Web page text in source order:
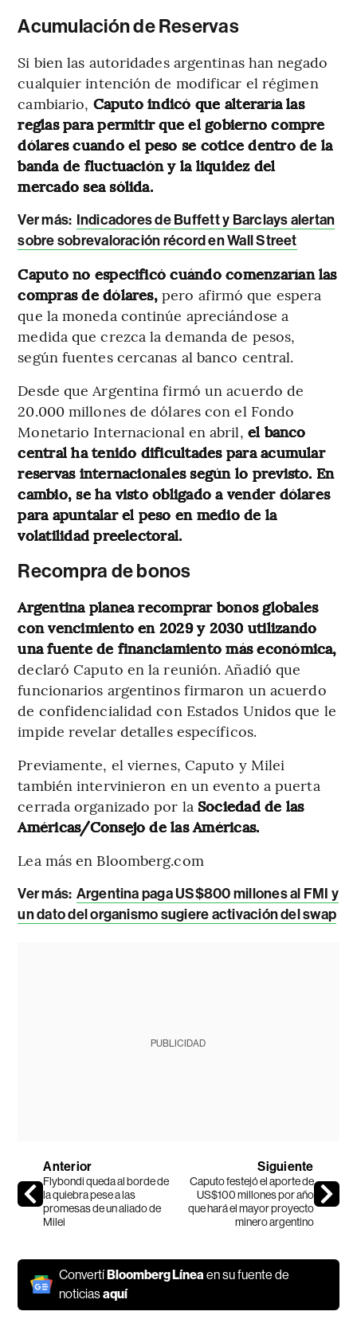
Acumulación de Reservas
Si bien las autoridades argentinas han negado
cualquier intención de modificar el régimen
cambiario, Caputo indicó que alteraría las
reglas para permitir que el gobierno compre
dólares cuando el peso se cotice dentro de la
banda de fluctuación y la liquidez del
mercado sea sólida.
Ver más: Indicadores de Buffett y Barclays alertan
sobre sobrevaloración récord en Wall Street
Caputo no especificó cuándo comenzarían las
compras de dólares,pero afirmó que espera
que la moneda continúe apreciándose a
medida que crezca la demanda de pesos,
según fuentes cercanas al banco central.
Desde que Argentina firmó un acuerdo de
20.000 millones de dólares con el Fondo
Monetario Internacional en abril, el banco
central ha tenido dificultades para acumular
reservas internacionales según lo previsto. En
cambio, se ha visto obligado a vender dólares
para apuntalar el peso en medio de la
volatilidad preelectoral.
Recompra de bonos
Argentina planea recomprar bonos globales
con vencimiento en 2029 y 2030 utilizando
una fuente de financiamiento más económica,
declaró Caputo en la reunión. Añadió que
funcionarios argentinos firmaron un acuerdo
de confidencialidad con Estados Unidos que le
impide revelar detalles específicos.
Previamente, el viernes, Caputo y Milei
también intervinieron en un evento a puerta
cerrada organizado por la Sociedad de las
Américas/Consejo de las Américas.
Lea más en Bloomberg.com
Ver más: Argentina paga US$800 millones al FMI y
un dato del organismo sugiere activación del swap
PUBLICIDAD
Anterior
Flybondi queda al borde de
la quiebra pese a las
promesas de un aliado de
Milei
Siguiente
Caputo festejó el aporte de
US$100 millones por año
que hará el mayor proyecto
minero argentino
ConvertíBloomberg Línea en su fuente de
noticiasaquí